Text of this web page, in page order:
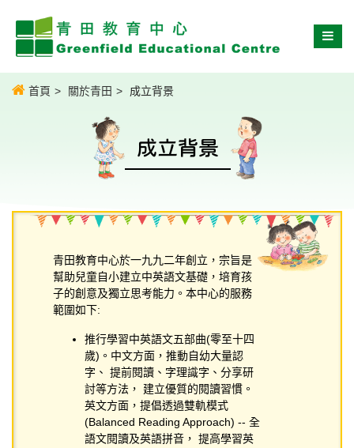
首頁 關於青田 成立背景
成立背景
青田教育中心於一九九二年創立，宗旨是
幫助兒童自小建立中英語文基礎，培育孩
子的創意及獨立思考能力。本中心的服務
範圍如下:
推行學習中英語文五部曲(零至十四
歲)。中文方面，推動自幼大量認
字、 提前閱讀、字理識字、分享研
討等方法， 建立優質的閱讀習慣。
英文方面，提倡透過雙軌模式
(Balanced Reading Approach) -- 全
語文閱讀及英語拼音， 提高學習英